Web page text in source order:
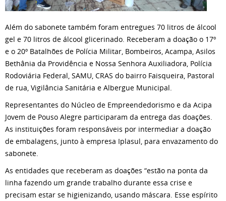
Além do sabonete também foram entregues 70 litros de álcool
gel e 70 litros de álcool glicerinado. Receberam a doação o 17º
e o 20º Batalhões de Polícia Militar, Bombeiros, Acampa, Asilos
Bethânia da Providência e Nossa Senhora Auxiliadora, Polícia
Rodoviária Federal, SAMU, CRAS do bairro Faisqueira, Pastoral
de rua, Vigilância Sanitária e Albergue Municipal.
Representantes do Núcleo de Empreendedorismo e da Acipa
Jovem de Pouso Alegre participaram da entrega das doações.
As instituições foram responsáveis por intermediar a doação
de embalagens, junto à empresa Iplasul, para envazamento do
sabonete.
As entidades que receberam as doações “estão na ponta da
linha fazendo um grande trabalho durante essa crise e
precisam estar se higienizando, usando máscara. Esse espírito